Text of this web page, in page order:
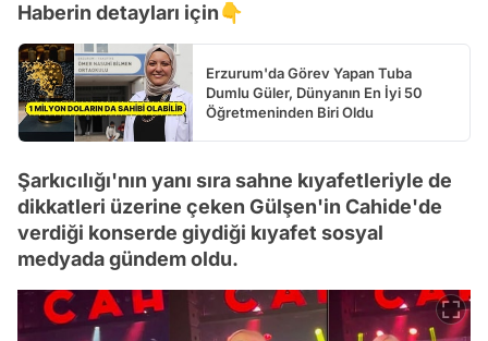
Haberin detayları için👇
Erzurum'da Görev Yapan Tuba
Dumlu Güler, Dünyanın En İyi 50
Öğretmeninden Biri Oldu
Şarkıcılığı'nın yanı sıra sahne kıyafetleriyle de
dikkatleri üzerine çeken Gülşen'in Cahide'de
verdiği konserde giydiği kıyafet sosyal
medyada gündem oldu.